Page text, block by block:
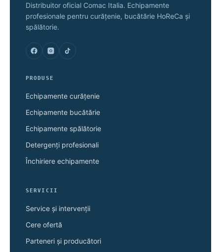
Distribuitor oficial Comac Italia. Echipamente
profesionale pentru curățenie, bucătărie HoReCa și
spălătorie.
PRODUSE
Echipamente curățenie
Echipamente bucătărie
Echipamente spălătorie
Detergenți profesionali
Închiriere echipamente
SERVICII
Service și intervenții
Cere ofertă
Parteneri și producători